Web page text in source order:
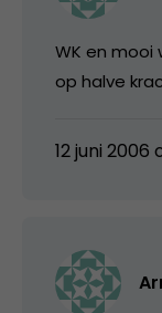
WK en mooi
op halve
12 juni 2006